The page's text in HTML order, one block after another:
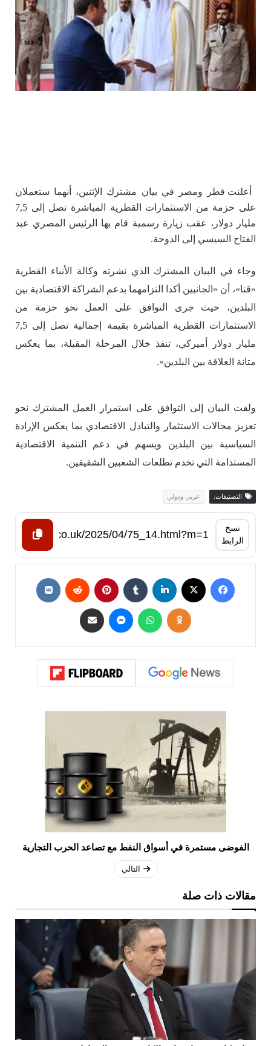
أعلنت قطر ومصر في بيان مشترك الإثنين، أنهما ستعملان
على حزمة من الاستثمارات القطرية المباشرة تصل إلى 7,5
مليار دولار، عقب زيارة رسمية قام بها الرئيس المصري عبد
الفتاح السيسي إلى الدوحة.
وجاء في البيان المشترك الذي نشرته وكالة الأنباء القطرية
«قنا»، أن «الجانبين أكدا التزامهما بدعم الشراكة الاقتصادية بين
البلدين، حيث جرى التوافق على العمل نحو حزمة من
الاستثمارات القطرية المباشرة بقيمة إجمالية تصل إلى 7,5
مليار دولار أميركي، تنفذ خلال المرحلة المقبلة، بما يعكس
متانة العلاقة بين البلدين».
ولفت البيان إلى التوافق على استمرار العمل المشترك نحو
تعزيز مجالات الاستثمار والتبادل الاقتصادي بما يعكس الإرادة
السياسية بين البلدين ويسهم في دعم التنمية الاقتصادية
المستدامة التي تخدم تطلعات الشعبين الشقيقين.
التصنيفات: عربي ودولي
نسخ
الرابط
الفوضى مستمرة في أسواق النفط مع تصاعد الحرب التجارية
التالي
مقالات ذات صلة